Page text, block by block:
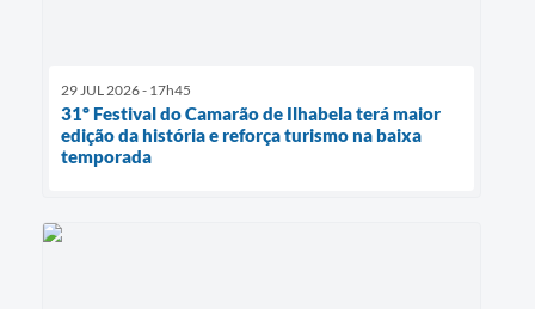
29 JUL 2026 - 17h45
31º Festival do Camarão de Ilhabela terá maior
edição da história e reforça turismo na baixa
temporada